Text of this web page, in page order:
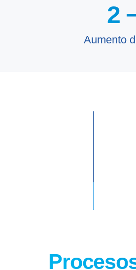
2
Aumento